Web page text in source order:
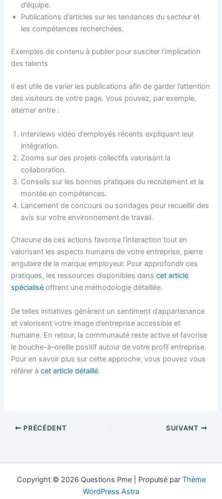
d’équipe.
Publications d’articles sur les tendances du secteur et
les compétences recherchées.
Exemples de contenu à publier pour susciter l’implication
des talents
Il est utile de varier les publications afin de garder l’attention
des visiteurs de votre page. Vous pouvez, par exemple,
alterner entre :
Interviews vidéo d’employés récents expliquant leur
intégration.
Zooms sur des projets collectifs valorisant la
collaboration.
Conseils sur les bonnes pratiques du recrutement et la
montée en compétences.
Lancement de concours ou sondages pour recueillir des
avis sur votre environnement de travail.
Chacune de ces actions favorise l’interaction tout en
valorisant les aspects humains de votre entreprise, pierre
angulaire de la marque employeur. Pour approfondir ces
pratiques, les ressources disponibles danscet article
spécialisé offrent une méthodologie détaillée.
De telles initiatives génèrent un sentiment d’appartenance
et valorisent votre image d’entreprise accessible et
humaine. En retour, la communauté reste active et favorise
le bouche-à-oreille positif autour de votre profil entreprise.
Pour en savoir plus sur cette approche, vous pouvez vous
référer àcet article détaillé.
PRÉCÉDENT SUIVANT
Copyright © 2026 Questions Pme | Propulsé par Thème
WordPress Astra